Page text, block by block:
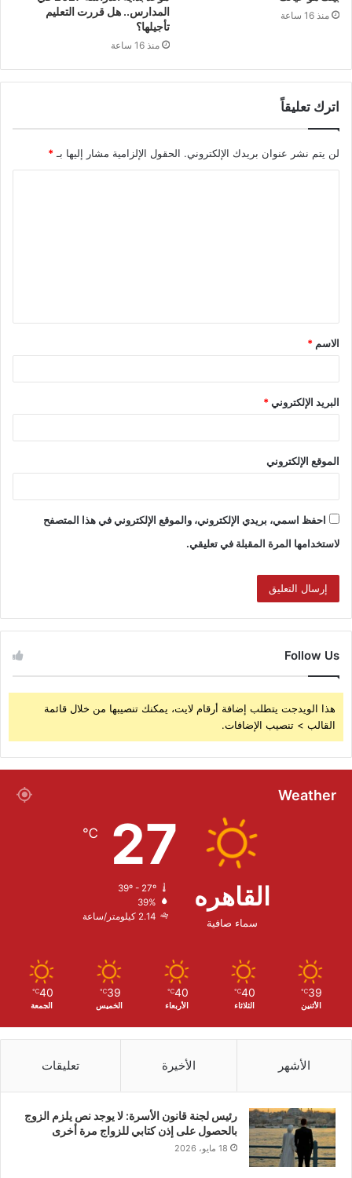
منذ 16 ساعة
المدارس.. هل قررت التعليم
تأجيلها؟
منذ 16 ساعة
اترك تعليقاً
لن يتم نشر عنوان بريدك الإلكتروني. الحقول الإلزامية مشار إليها بـ *
الاسم *
البريد الإلكتروني*
الموقع الإلكتروني
احفظ اسمي، بريدي الإلكتروني، والموقع الإلكتروني في هذا المتصفح
لاستخدامها المرة المقبلة في تعليقي.
Follow Us
هذا الويدجت يتطلب إضافة أرقام لايت، يمكنك تنصيبها من خلال قائمة
القالب > تنصيب الإضافات.
Weather
القاهره
سماء صافية
27
℃
39º - 27º
39%
2.14 كيلومتر/ساعة
39
℃
الأثنين
40
℃
الثلاثاء
40
℃
الأربعاء
39
℃
الخميس
40
℃
الجمعة
الأشهر الأخيرة تعليقات
رئيس لجنة قانون الأسرة: لا يوجد نص يلزم الزوج
بالحصول على إذن كتابي للزواج مرة أخرى
18 مايو، 2026